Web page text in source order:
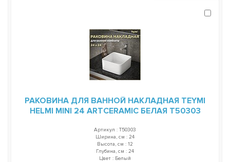
РАКОВИНА ДЛЯ ВАННОЙ НАКЛАДНАЯ TEYMI
HELMI MINI 24 ARTCERAMIC БЕЛАЯ T50303
Артикул : T50303
Ширина, см : 24
Высота, см : 12
Глубина, см : 24
Цвет : Белый